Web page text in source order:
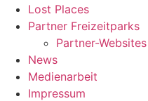
Lost Places
Partner Freizeitparks
Partner-Websites
News
Medienarbeit
Impressum